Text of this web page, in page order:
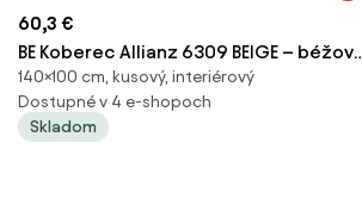
60,3 €
BE Koberec Allianz 6309 BEIGE – béžový
obdĺžnikový Rozmer: 140x190 cm
140×100 cm, kusový, interiérový
Dostupné v 4 e-shopoch
Skladom